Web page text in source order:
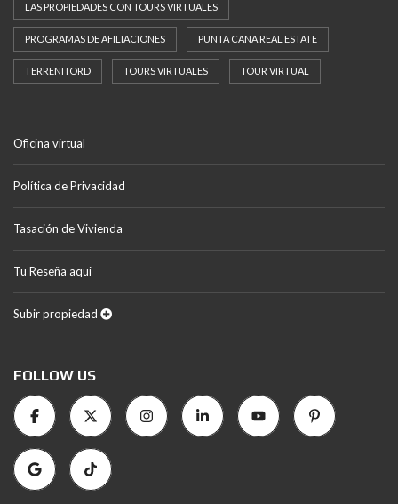
LAS PROPIEDADES CON TOURS VIRTUALES
PROGRAMAS DE AFILIACIONES PUNTA CANA REAL ESTATE
TERRENITORD TOURS VIRTUALES TOUR VIRTUAL
Oficina virtual
Política de Privacidad
Tasación de Vivienda
Tu Reseña aqui
Subir propiedad
FOLLOW US